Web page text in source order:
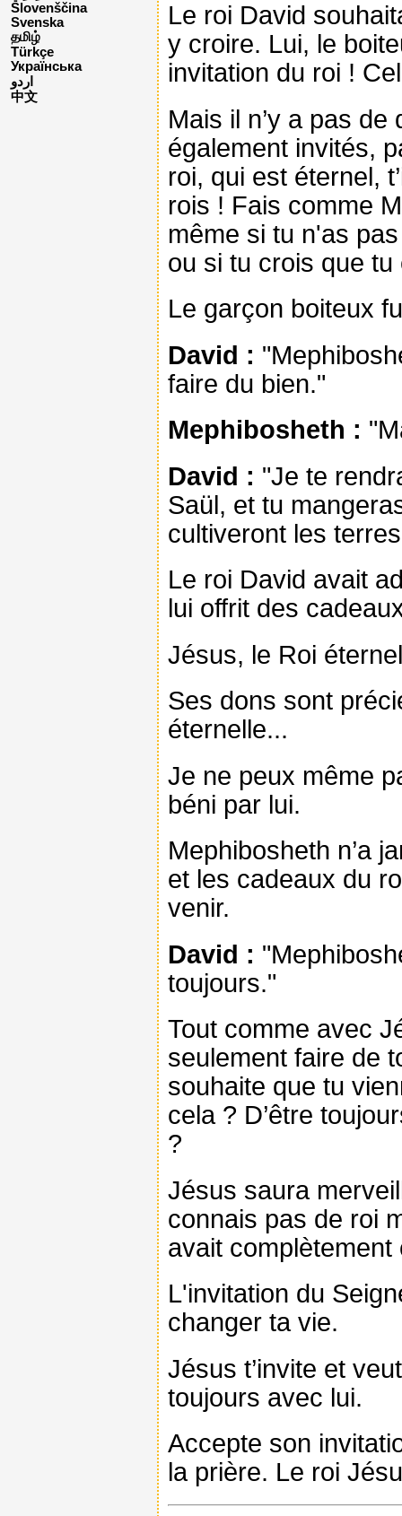
Slovenščina
Svenska
தமிழ்
Türkçe
Українська
اردو
中文
Le roi David
y croire. Lui, le
invitation du roi !
Mais il n’y a pas
également invités,
roi, qui est éternel,
rois ! Fais comme
même si tu n'as pas
ou si tu crois que
Le garçon boiteux
David :
faire du bien."
Mephibosheth :
David : "Je te
Saül, et tu
cultiveront les
Le roi David avait
lui offrit des
Jésus, le Roi
Ses dons sont
éternelle...
Je ne peux même
béni par lui.
Mephibosheth n’a
et les cadeaux du
venir.
David :
toujours."
Tout comme avec
seulement faire de
souhaite que tu
cela ? D’être
?
Jésus saura
connais pas de roi
avait
L'invitation du
changer ta vie.
Jésus t’invite et
toujours avec lui.
Accepte son
la prière. Le roi